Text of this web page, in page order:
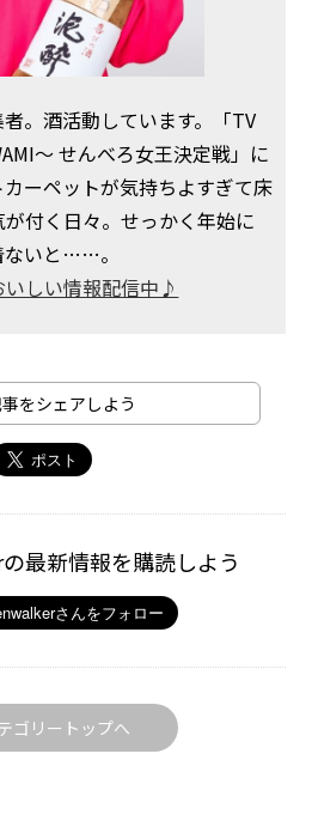
。酒活動しています。「TV
～ せんべろ女王決定戦」に
ーペットが気持ちよすぎて床
付く日々。せっかく年始に
ないと……。
しい情報配信中♪
をシェアしよう
最新情報を購読しよう
ゴリートップへ